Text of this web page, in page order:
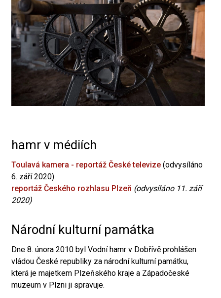
hamr v médiích
Toulavá kamera - reportáž České televize (odvysíláno
6. září 2020)
reportáž Českého rozhlasu Plzeň (odvysíláno 11. září
2020)
Národní kulturní památka
Dne 8. února 2010 byl Vodní hamr v Dobřívě prohlášen
vládou České republiky za národní kulturní památku,
která je majetkem Plzeňského kraje a Západočeské
muzeum v Plzni ji spravuje.